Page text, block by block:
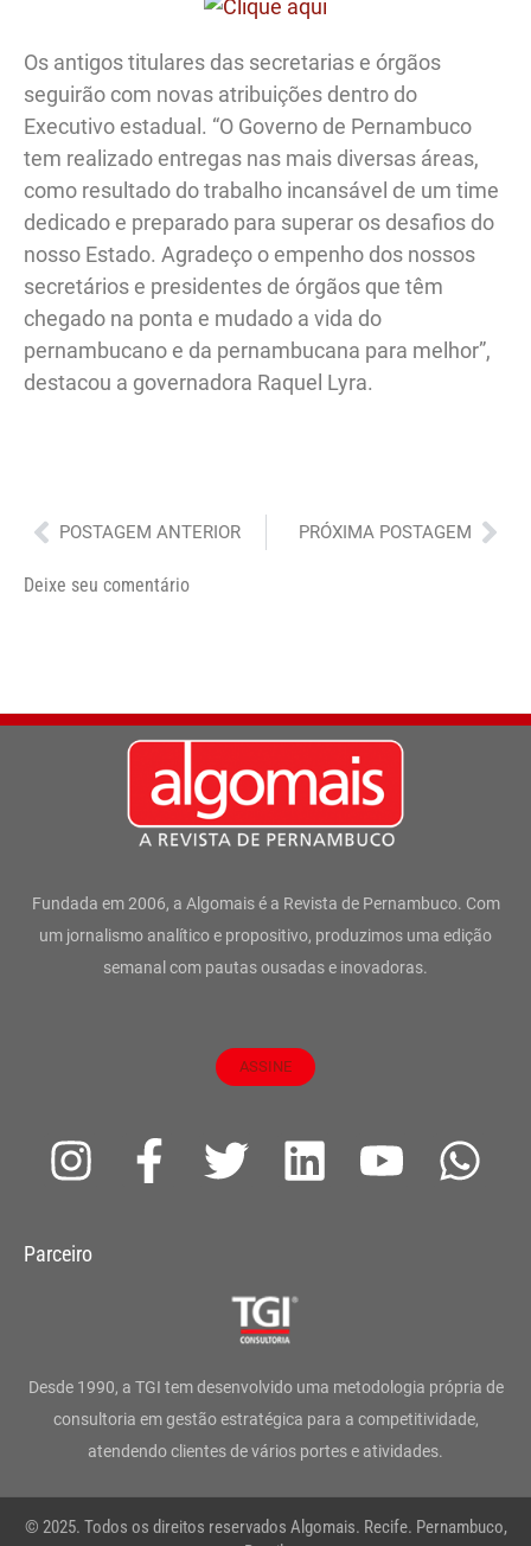
Os antigos titulares das secretarias e órgãos
seguirão com novas atribuições dentro do
Executivo estadual. “O Governo de Pernambuco
tem realizado entregas nas mais diversas áreas,
como resultado do trabalho incansável de um time
dedicado e preparado para superar os desafios do
nosso Estado. Agradeço o empenho dos nossos
secretários e presidentes de órgãos que têm
chegado na ponta e mudado a vida do
pernambucano e da pernambucana para melhor”,
destacou a governadora Raquel Lyra.
Anterior
POSTAGEM ANTERIOR PRÓXIMA POSTAGEM
Deixe seu comentário
Fundada em 2006, a Algomais é a Revista de Pernambuco. Com
um jornalismo analítico e propositivo, produzimos uma edição
semanal com pautas ousadas e inovadoras.
ASSINE
I
s
g
r
a
m
F
a
o
o
k
-
T
t
e
r
L
d
i
n
Y
b
e
W
a
p
Parceiro
Desde 1990, a TGI tem desenvolvido uma metodologia própria de
consultoria em gestão estratégica para a competitividade,
atendendo clientes de vários portes e atividades.
© 2025. Todos os direitos reservados Algomais. Recife. Pernambuco,